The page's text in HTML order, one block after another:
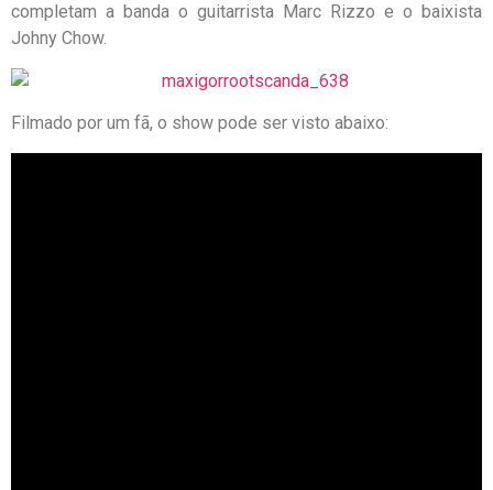
completam a banda o guitarrista Marc Rizzo e o baixista
Johny Chow.
Filmado por um fã, o show pode ser visto abaixo: